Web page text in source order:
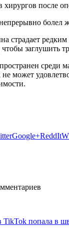
хирургов после
страдает
заглушить
среди
может
Google+ReddIt
TikTok попала в